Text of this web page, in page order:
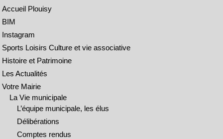
Accueil Plouisy
BIM
Instagram
Sports Loisirs Culture et vie associative
Histoire et Patrimoine
Les Actualités
Votre Mairie
La Vie municipale
L’équipe municipale, les élus
Délibérations
Comptes rendus